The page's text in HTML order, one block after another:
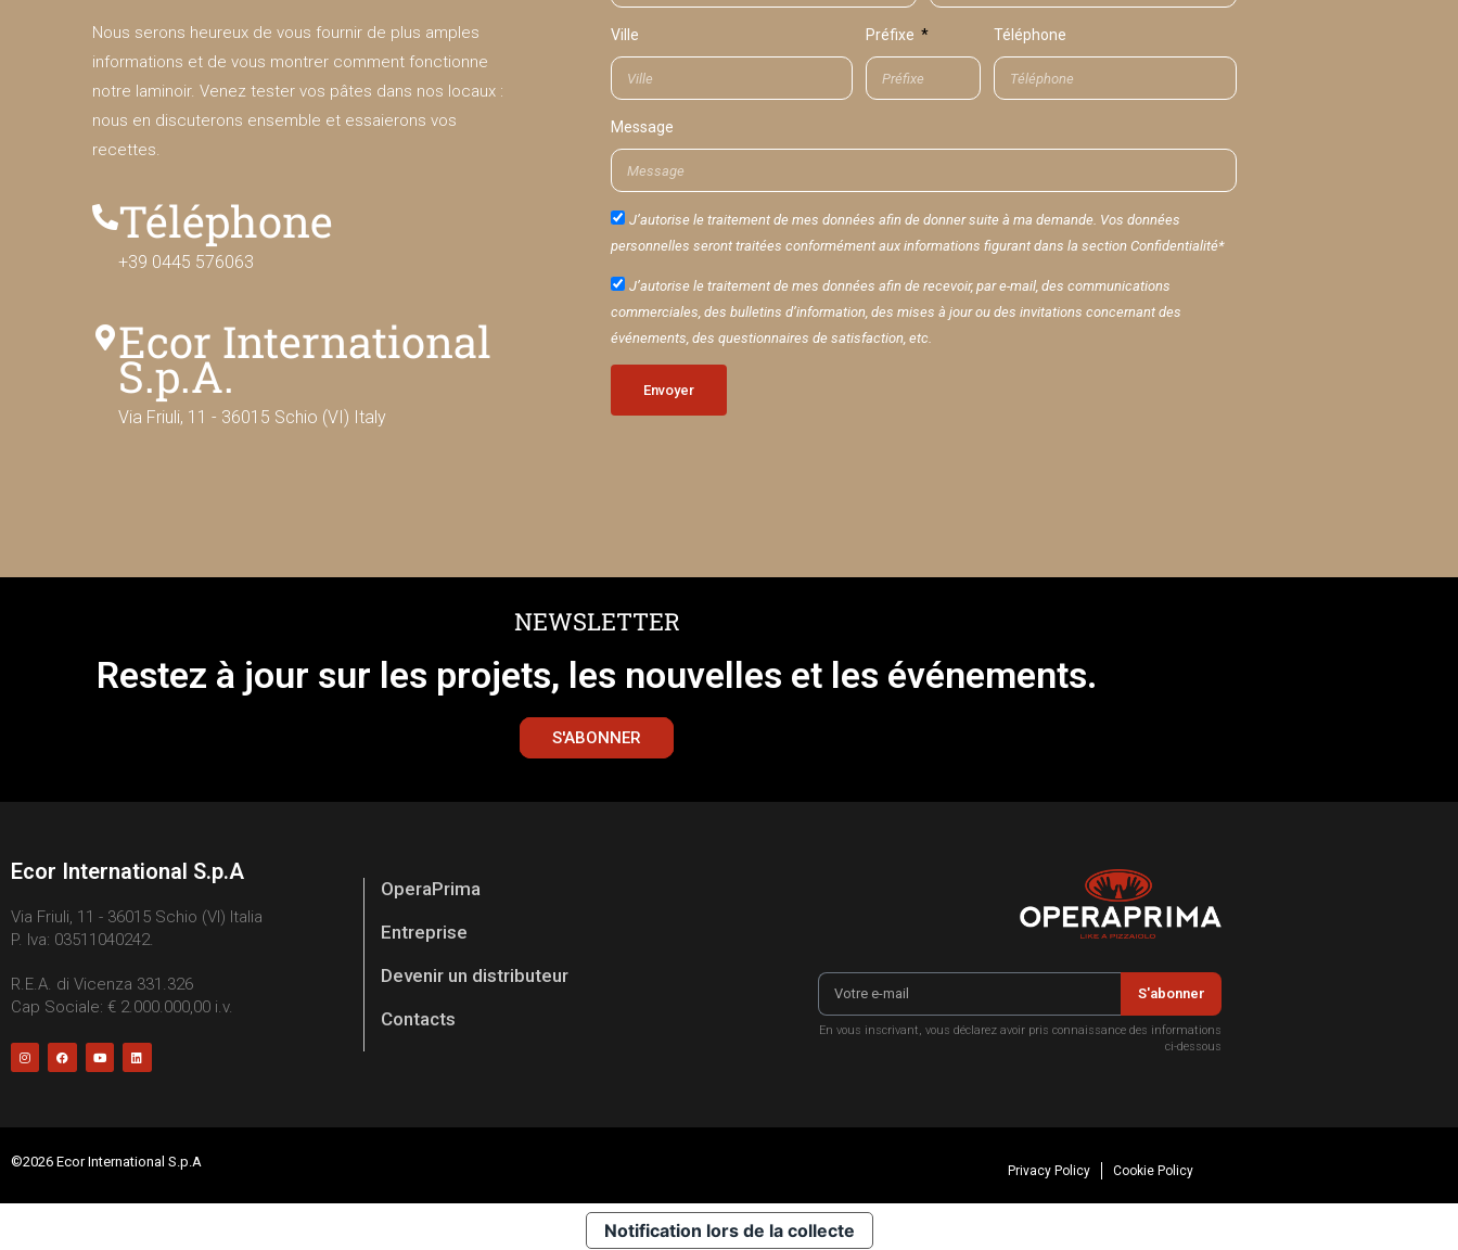
Nous serons heureux de vous fournir de plus amples
informations et de vous montrer comment fonctionne
notre laminoir. Venez tester vos pâtes dans nos locaux :
nous en discuterons ensemble et essaierons vos
recettes.
Téléphone
+39 0445 576063
Ecor International
S.p.A.
Via Friuli, 11 - 36015 Schio (VI) Italy
Ville Préfixe Téléphone
Message
J’autorise le traitement de mes données afin de donner suite à ma demande. Vos données
personnelles seront traitées conformément aux informations figurant dans la section Confidentialité*
J’autorise le traitement de mes données afin de recevoir, par e-mail, des communications
commerciales, des bulletins d’information, des mises à jour ou des invitations concernant des
événements, des questionnaires de satisfaction, etc.
Envoyer
NEWSLETTER
Restez à jour sur les projets, les nouvelles et les événements.
S'ABONNER
Ecor International S.p.A
Via Friuli, 11 - 36015 Schio (VI) Italia
P. Iva: 03511040242.
R.E.A. di Vicenza 331.326
Cap Sociale: € 2.000.000,00 i.v.
OperaPrima
Entreprise
Devenir un distributeur
Contacts
S'abonner
En vous inscrivant, vous déclarez avoir pris connaissance des informations
ci-dessous
©2026 Ecor International S.p.A
Privacy Policy Cookie Policy
Notification lors de la collecte